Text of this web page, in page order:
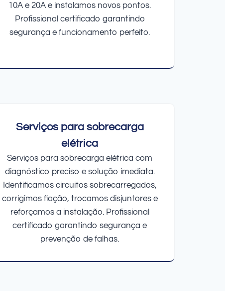
10A e 20A e instalamos novos pontos.
Profissional certificado garantindo
segurança e funcionamento perfeito.
Serviços para sobrecarga
elétrica
Serviços para sobrecarga elétrica com
diagnóstico preciso e solução imediata.
Identificamos circuitos sobrecarregados,
corrigimos fiação, trocamos disjuntores e
reforçamos a instalação. Profissional
certificado garantindo segurança e
prevenção de falhas.